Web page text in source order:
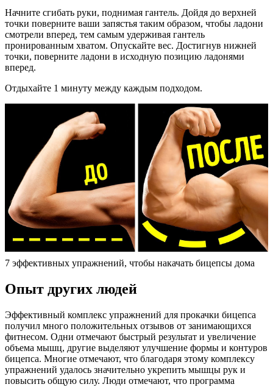
Начните сгибать руки, поднимая гантель. Дойдя до верхней
точки поверните ваши запястья таким образом, чтобы ладони
смотрели вперед, тем самым удерживая гантель
пронированным хватом. Опускайте вес. Достигнув нижней
точки, поверните ладони в исходную позицию ладонями
вперед.
Отдыхайте 1 минуту между каждым подходом.
7 эффективных упражнений, чтобы накачать бицепсы дома
Опыт других людей
Эффективный комплекс упражнений для прокачки бицепса
получил много положительных отзывов от занимающихся
фитнесом. Одни отмечают быстрый результат и увеличение
объема мышц, другие выделяют улучшение формы и контуров
бицепса. Многие отмечают, что благодаря этому комплексу
упражнений удалось значительно укрепить мышцы рук и
повысить общую силу. Люди отмечают, что программа